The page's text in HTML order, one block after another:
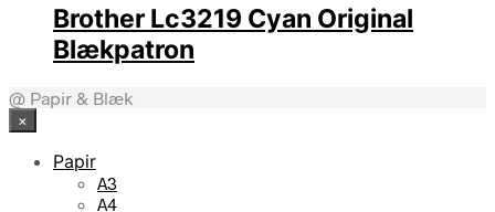
Brother Lc3219 Cyan Original
Blækpatron
@ Papir & Blæk
×
Papir
A3
A4